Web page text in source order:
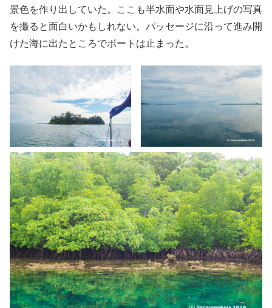
景色を作り出していた。ここも半水面や水面見上げの写真
を撮ると面白いかもしれない。パッセージに沿って進み開
けた海に出たところでボートは止まった。